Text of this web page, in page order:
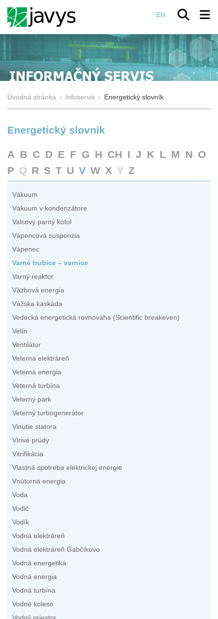
EN
Úvodná stránka › Infoservis › Energetický slovník
Energetický slovník
A B C D E F G H CH I J K L M N O
P Q R S T U V W X Y Z
Vákuum
Vákuum v kondenzátore
Valcový parný kotol
Vápencová suspenzia
Vápenec
Varné trubice – varnice
Varný reaktor
Väzbová energia
Vážska kaskáda
Vedecká energetická rovnováha (Scientific breakeven)
Velín
Ventilátor
Veterná elektráreň
Veterná energia
Veterná turbína
Veterný park
Veterný turbogenerátor
Vinutie statora
Vírivé prúdy
Vitrifikácia
Vlastná spotreba elektrickej energie
Vnútorná energia
Voda
Vodič
Vodík
Vodná elektráreň
Vodná elektráreň Gabčíkovo
Vodná energetika
Vodná energia
Vodná turbína
Vodné koleso